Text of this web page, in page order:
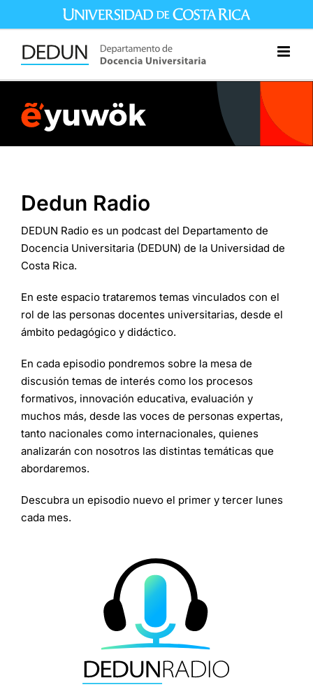
al
contenido
Dedun Radio
DEDUN Radio es un podcast del Departamento de
Docencia Universitaria (DEDUN) de la Universidad de
Costa Rica.
En este espacio trataremos temas vinculados con el
rol de las personas docentes universitarias, desde el
ámbito pedagógico y didáctico.
En cada episodio pondremos sobre la mesa de
discusión temas de interés como los procesos
formativos, innovación educativa, evaluación y
muchos más, desde las voces de personas expertas,
tanto nacionales como internacionales, quienes
analizarán con nosotros las distintas temáticas que
abordaremos.
Descubra un episodio nuevo el primer y tercer lunes
cada mes.